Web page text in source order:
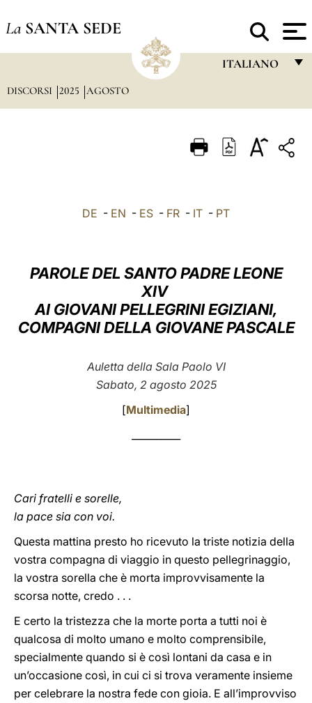
La SANTA SEDE
ITALIANO
ITALIANO
العربيّة
中文
LATINE
DISCORSI 2025 AGOSTO
DE - EN - ES - FR - IT - PT
PAROLE DEL SANTO PADRE LEONE
XIV
AI GIOVANI PELLEGRINI EGIZIANI,
COMPAGNI DELLA GIOVANE PASCALE
Auletta della Sala Paolo VI
Sabato, 2 agosto 2025
[Multimedia]
Cari fratelli e sorelle,
la pace sia con voi.
Questa mattina presto ho ricevuto la triste notizia della
vostra compagna di viaggio in questo pellegrinaggio,
la vostra sorella che è morta improvvisamente la
scorsa notte, credo . . .
E certo la tristezza che la morte porta a tutti noi è
qualcosa di molto umano e molto comprensibile,
specialmente quando si è così lontani da casa e in
un’occasione così, in cui ci si trova veramente insieme
per celebrare la nostra fede con gioia. E all’improvviso